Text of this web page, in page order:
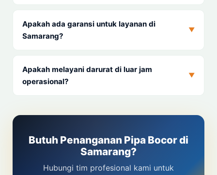
Apakah ada garansi untuk layanan di
Samarang?
▼
Apakah melayani darurat di luar jam
operasional?
▼
Butuh Penanganan Pipa Bocor di
Samarang?
Hubungi tim profesional kami untuk